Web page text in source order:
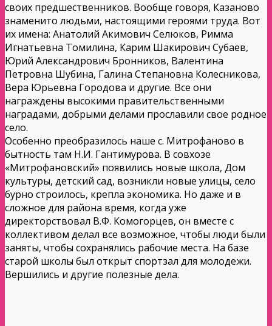
своих предшественников. Вообще говоря, Казаново
знаменито людьми, настоящими героями труда. Вот
их имена: Анатолий Акимович Селюков, Римма
Игнатьевна Томилина, Карим Шакирович Субаев,
Юрий Александрович Бронников, Валентина
Петровна Шубина, Галина Степановна Колесникова,
Вера Юрьевна Городова и другие. Все они
награждены высокими правительственными
наградами, добрыми делами прославили свое родное
село.
Особенно преобразилось наше с. Митрофаново в
бытность там Н.И. Гантимурова. В совхозе
«Митрофановский» появились новые школа, Дом
культуры, детский сад, возникли новые улицы, село
бурно строилось, крепла экономика. Но даже и в
сложное для района время, когда уже
директорствовал В.Ф. Комогорцев, он вместе с
коллективом делал все возможное, чтобы люди были
заняты, чтобы сохранялись рабочие места. На базе
старой школы был открыт спортзал для молодежи.
Вершились и другие полезные дела.